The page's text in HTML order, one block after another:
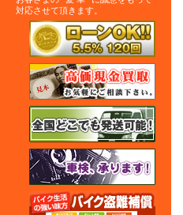
対応させて頂きます。